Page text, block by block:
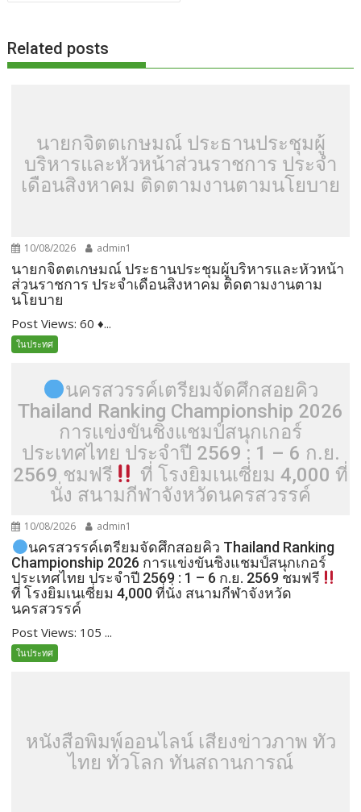
Related posts
นายกจิตตเกษมณ์ ประธานประชุมผู้
บริหารและหัวหน้าส่วนราชการ ประจำ
เดือนสิงหาคม ติดตามงานตามนโยบาย
10/08/2026 admin1
นายกจิตตเกษมณ์ ประธานประชุมผู้บริหารและหัวหน้า
ส่วนราชการ ประจำเดือนสิงหาคม ติดตามงานตาม
นโยบาย
Post Views: 60 ♦...
ในประทศ
นครสวรรค์เตรียมจัดศึกสอยคิว
Thailand Ranking Championship 2026
การแข่งขันชิงแชมป์สนุกเกอร์
ประเทศไทย ประจำปี 2569 : 1 – 6 ก.ย.
2569 ชมฟรี
ที่ โรงยิมเนเซี่ยม 4,000 ที่
นั่ง สนามกีฬาจังหวัดนครสวรรค์
10/08/2026 admin1
นครสวรรค์เตรียมจัดศึกสอยคิว Thailand Ranking
Championship 2026 การแข่งขันชิงแชมป์สนุกเกอร์
ประเทศไทย ประจำปี 2569 : 1 – 6 ก.ย. 2569 ชมฟรี
ที่ โรงยิมเนเซี่ยม 4,000 ที่นั่ง สนามกีฬาจังหวัด
นครสวรรค์
Post Views: 105 ...
ในประทศ
หนังสือพิมพ์ออนไลน์ เสียงข่าวภาพ ทั่ว
ไทย ทั่วโลก ทันสถานการณ์